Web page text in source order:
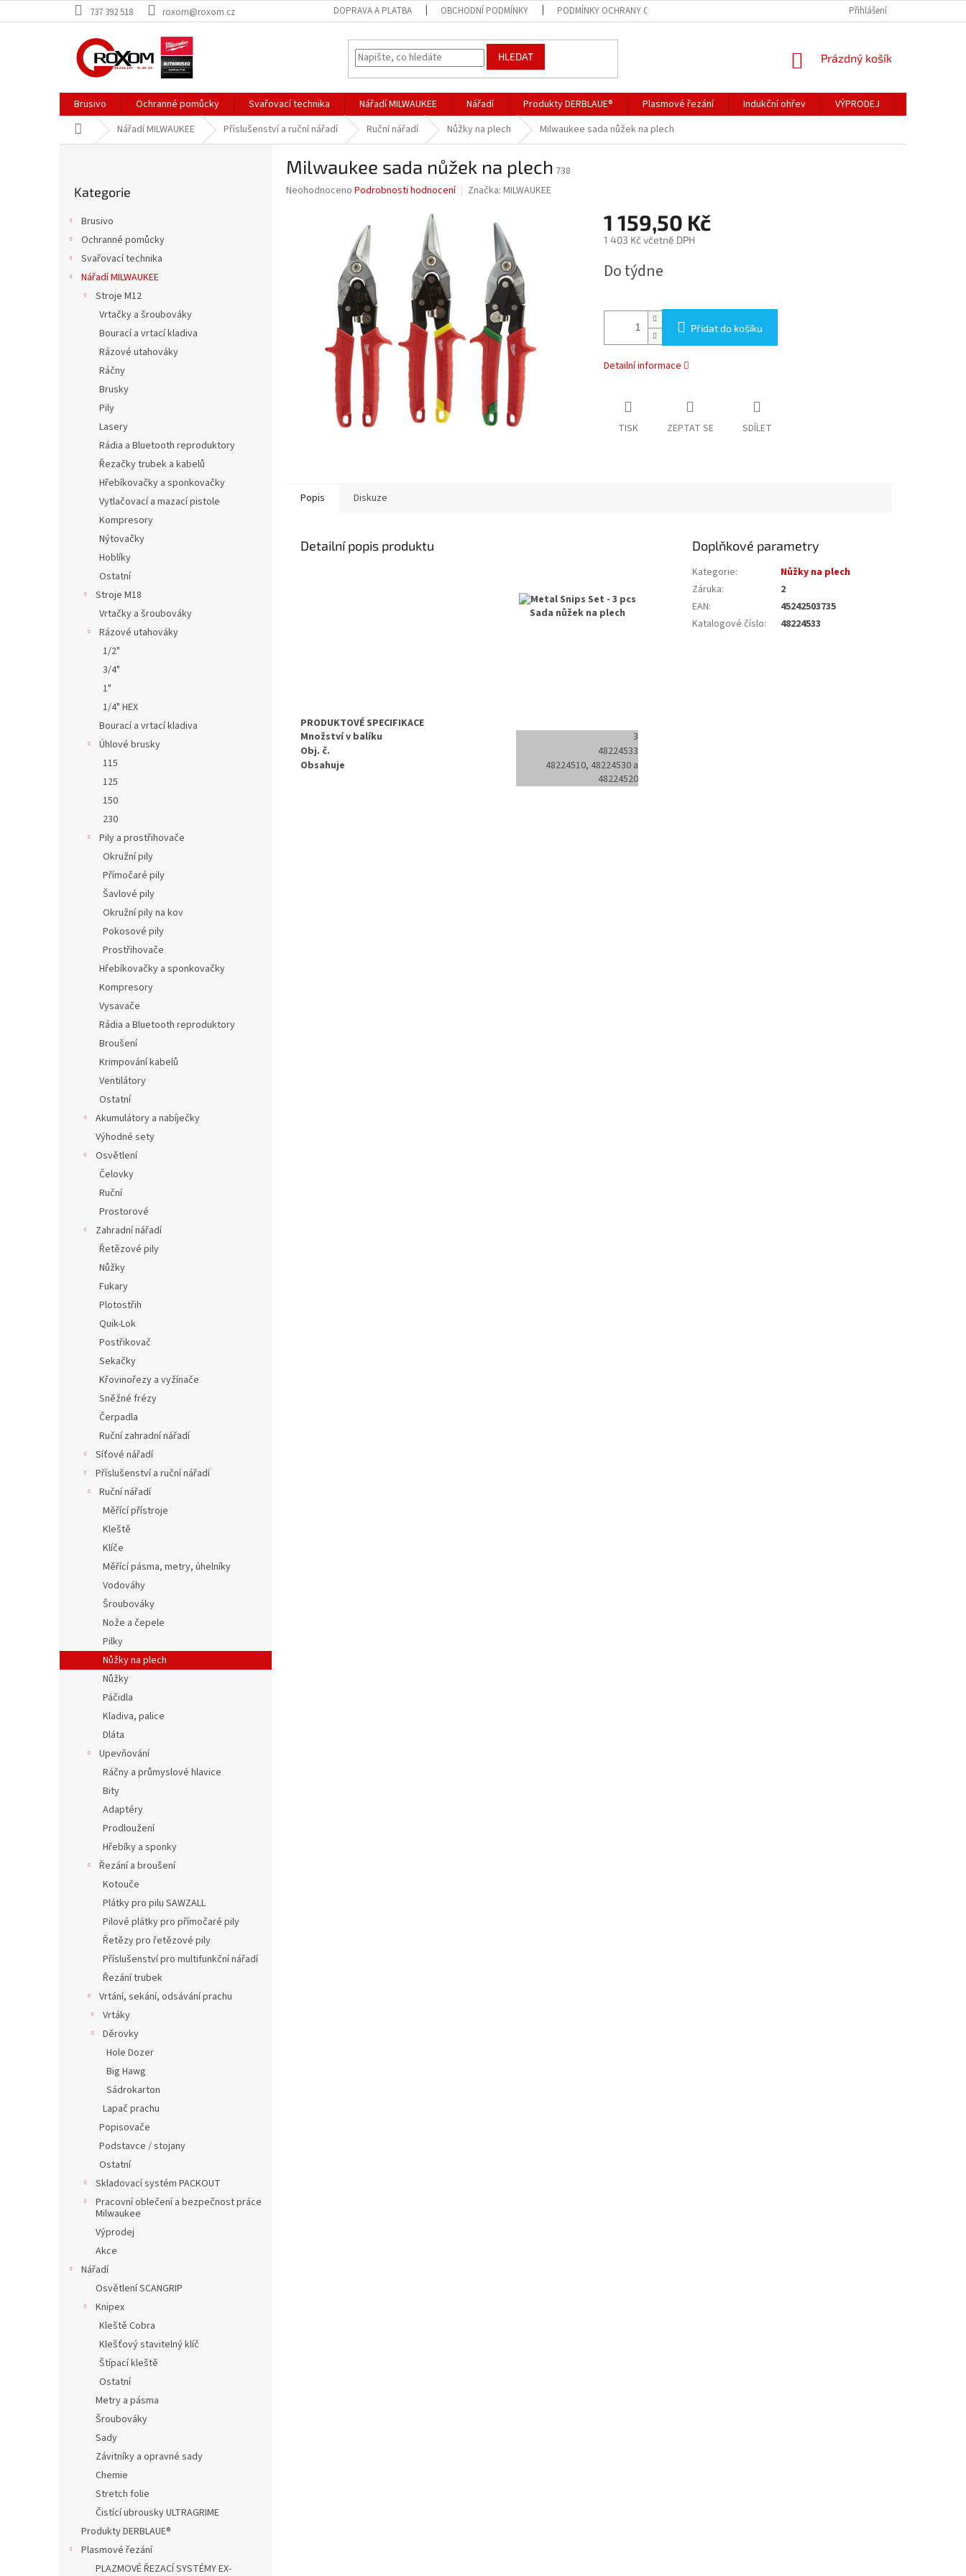
na
737 392 518 roxom@roxom.cz DOPRAVA A PLATBA OBCHODNÍ PODMÍNKY PODMÍNKY OCHRANY OSOBNÍCH ÚDAJŮ Přihlášení
HLEDAT
NÁKUPNÍ
Prázdný košík
Brusivo Ochranné pomůcky Svařovací technika Nářadí MILWAUKEE Nářadí Produkty DERBLAUE® Plasmové řezání Indukční ohřev VÝPRODEJ
Domů Nářadí MILWAUKEE Příslušenství a ruční nářadí Ruční nářadí Nůžky na plech Milwaukee sada nůžek na plech
kategorie
Kategorie
Brusivo
Ochranné pomůcky
Svařovací technika
Nářadí MILWAUKEE
Stroje M12
Vrtačky a šroubováky
Bourací a vrtací kladiva
Rázové utahováky
Ráčny
Brusky
Pily
Lasery
Rádia a Bluetooth reproduktory
Řezačky trubek a kabelů
Hřebíkovačky a sponkovačky
Vytlačovací a mazací pistole
Kompresory
Nýtovačky
Hoblíky
Ostatní
Stroje M18
Vrtačky a šroubováky
Rázové utahováky
1/2"
3/4"
1"
1/4" HEX
Bourací a vrtací kladiva
Úhlové brusky
115
125
150
230
Pily a prostřihovače
Okružní pily
Přímočaré pily
Šavlové pily
Okružní pily na kov
Pokosové pily
Prostřihovače
Hřebíkovačky a sponkovačky
Kompresory
Vysavače
Rádia a Bluetooth reproduktory
Broušení
Krimpování kabelů
Ventilátory
Ostatní
Akumulátory a nabíječky
Výhodné sety
Osvětlení
Čelovky
Ruční
Prostorové
Zahradní nářadí
Řetězové pily
Nůžky
Fukary
Plotostřih
Quik-Lok
Postřikovač
Sekačky
Křovinořezy a vyžínače
Sněžné frézy
Čerpadla
Ruční zahradní nářadí
Síťové nářadí
Příslušenství a ruční nářadí
Ruční nářadí
Měřící přístroje
Kleště
Klíče
Měřící pásma, metry, úhelníky
Vodováhy
Šroubováky
Nože a čepele
Pilky
Nůžky na plech
Nůžky
Páčidla
Kladiva, palice
Dláta
Upevňování
Ráčny a průmyslové hlavice
Bity
Adaptéry
Prodloužení
Hřebíky a sponky
Řezání a broušení
Kotouče
Plátky pro pilu SAWZALL
Pilové plátky pro přímočaré pily
Řetězy pro řetězové pily
Příslušenství pro multifunkční nářadí
Řezání trubek
Vrtání, sekání, odsávání prachu
Vrtáky
Děrovky
Hole Dozer
Big Hawg
Sádrokarton
Lapač prachu
Popisovače
Podstavce / stojany
Ostatní
Skladovací systém PACKOUT
Pracovní oblečení a bezpečnost práce
Milwaukee
Výprodej
Akce
Nářadí
Osvětlení SCANGRIP
Knipex
Kleště Cobra
Klešťový stavitelný klíč
Štípací kleště
Ostatní
Metry a pásma
Šroubováky
Sady
Závitníky a opravné sady
Chemie
Stretch folie
Čistící ubrousky ULTRAGRIME
Produkty DERBLAUE®
Plasmové řezání
PLAZMOVÉ ŘEZACÍ SYSTÉMY EX-
Milwaukee sada nůžek na plech 738
Průměrné
Neohodnoceno Podrobnosti hodnocení Značka: MILWAUKEE
1 159,50 Kč
1 403 Kč včetně DPH
cena:
Do týdne
Přidat do košíku
Detailní informace
TISK ZEPTAT SE SDÍLET
Popis Diskuze
Detailní popis produktu
PRODUKTOVÉ SPECIFIKACE
Sada nůžek na plech
Množství v balíku
3
Obj. č.
48224533
Obsahuje
48224510, 48224530 a
48224520
Doplňkové parametry
Kategorie:
Nůžky na plech
Záruka:
2
EAN:
45242503735
Katalogové číslo: 48224533